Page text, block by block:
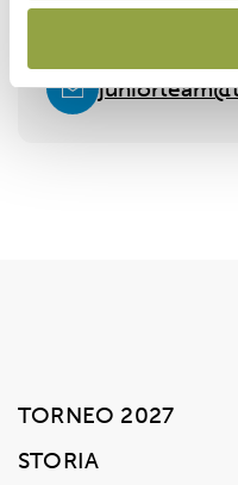
TORNEO 2027
STORIA